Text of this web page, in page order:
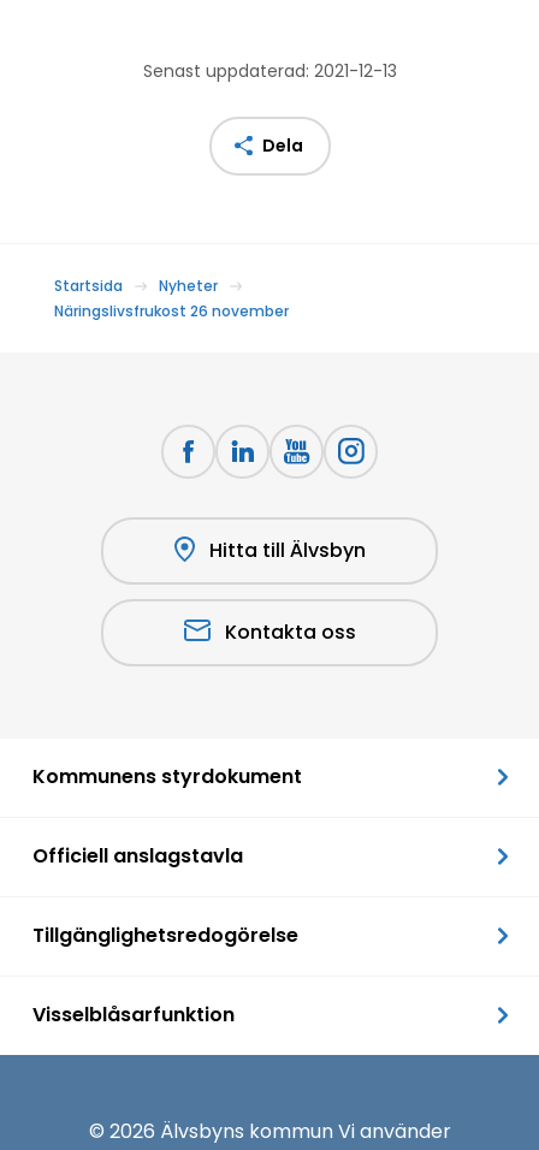
Senast uppdaterad: 2021-12-13
Dela
Startsida
Nyheter
Näringslivsfrukost 26 november
Hitta till Älvsbyn
Kontakta oss
Kommunens styrdokument
Officiell anslagstavla
Tillgänglighetsredogörelse
Visselblåsarfunktion
© 2026 Älvsbyns kommun Vi använder